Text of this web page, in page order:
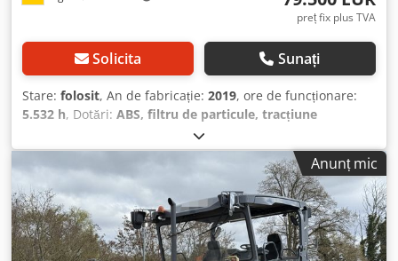
preț fix plus TVA
Solicita Sunați
Stare: folosit, An de fabricație: 2019, ore de funcționare:
5.532 h, Dotări: ABS, filtru de particule, tracțiune
, Finisor SD2500WS PLUS T4F* cu acoperiș de
protecție împotriva intemperiilor * Aer condiționat *
Scaune încălzite * Sistem de încălzire staționar * Sistem
automat de nivelare/reglare a înclinației * Sistem
centralizat automat de lubrifiere pentru finisor și/sau placă
* Transmisie hidrostatică variabilă, fără trepte * Puntea
față este o punte tandem oscilantă * Motor diesel
Anunț mic